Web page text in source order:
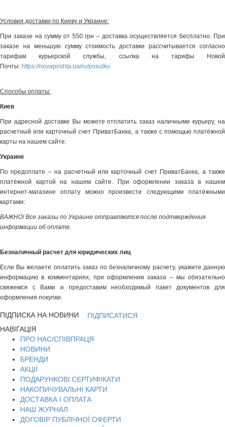
Условия доставки по Киеву и Украине:
При заказе на сумму от 550 грн – доставка осуществляется бесплатно. При
заказе на меньшую сумму стоимость доставки рассчитывается согласно
тарифам курьерской службы, ссылка на тарифы Новой
Почты: https://novaposhta.ua/ru/posulku
Способы оплаты:
Киев
При адресной доставке Вы можете отплатить заказ наличными курьеру, на
расчетный или карточный счет ПриватБанка, а также с помощью платёжной
карты на нашем сайте.
Украине
По предоплате – на расчетный или карточный счет ПриватБанка, а также
платёжной картой на нашем сайте. При оформлении заказа в нашем
интернет-магазине оплату можно произвести следующими платёжными
картами:
ВАЖНО! Все заказы по Украине отправляются после подтверждения
информации об оплате.
Безналичный расчет для юридических лиц
Если Вы желаете оплатить заказ по безналичному расчету, укажите данную
информацию в комментариях, при оформлении заказа – мы обязательно
свяжемся с Вами и предоставим необходимый пакет документов для
оформления покупки.
ПІДПИСКА НА НОВИНИ
ПІДПИСАТИСЯ
НАВІГАЦІЯ
ПРО НАС/СПІВПРАЦЯ
НОВИНИ
БРЕНДИ
АКЦІЇ
ПОДАРУНКОВІ СЕРТИФІКАТИ
НАКОПИЧУВАЛЬНІ КАРТИ
ДОСТАВКА І ОПЛАТА
НАШ ЖУРНАЛ
ДОГОВІР ПУБЛІЧНОЇ ОФЕРТИ